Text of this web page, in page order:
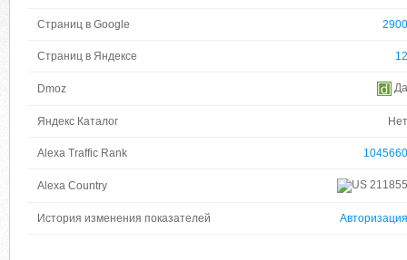
Страниц в Google 2900
Страниц в Яндексе 12
Dmoz Да
Яндекс Каталог Нет
Alexa Traffic Rank 1045660
Alexa Country 211855
История изменения показателей Авторизация